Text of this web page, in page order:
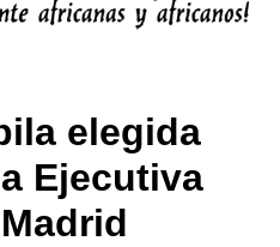
elegida
Ejecutiva